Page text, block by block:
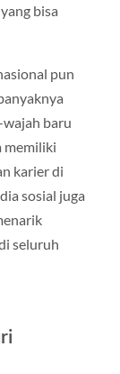
bisa
pun
baru
memiliki
karier di
sosial juga
seluruh